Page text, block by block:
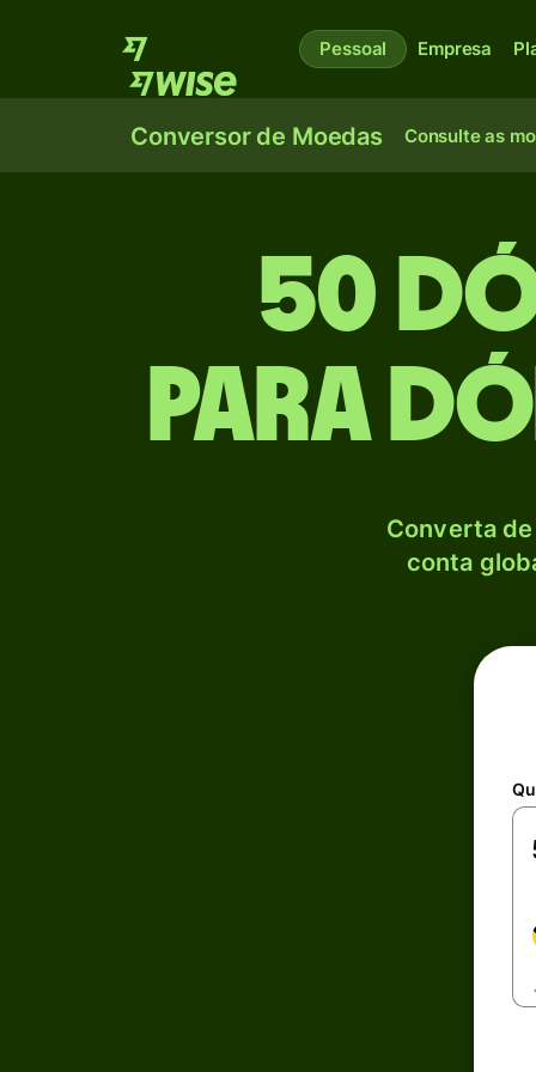
Pessoal Empresa
Conversor de Moedas Consulte as
50
para
Converta de
conta